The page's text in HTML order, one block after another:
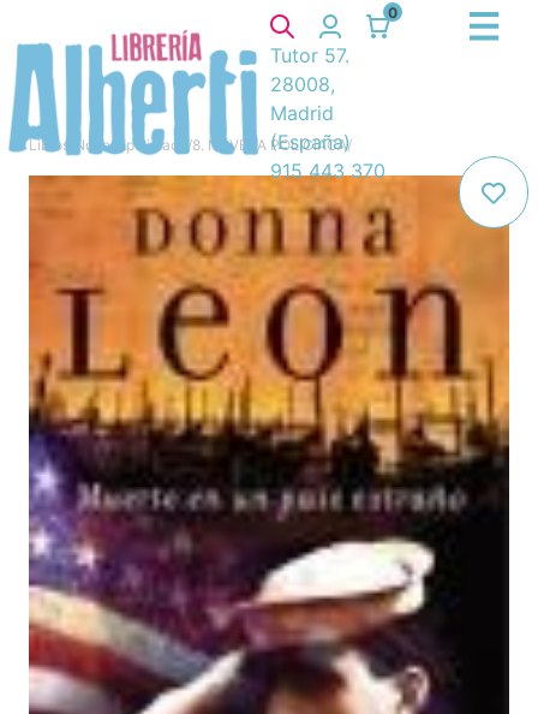
0
Tutor 57.
28008,
Madrid
(España)
915 443 370
Libros Novela policiaca /8. NOVELA POLICIACA/